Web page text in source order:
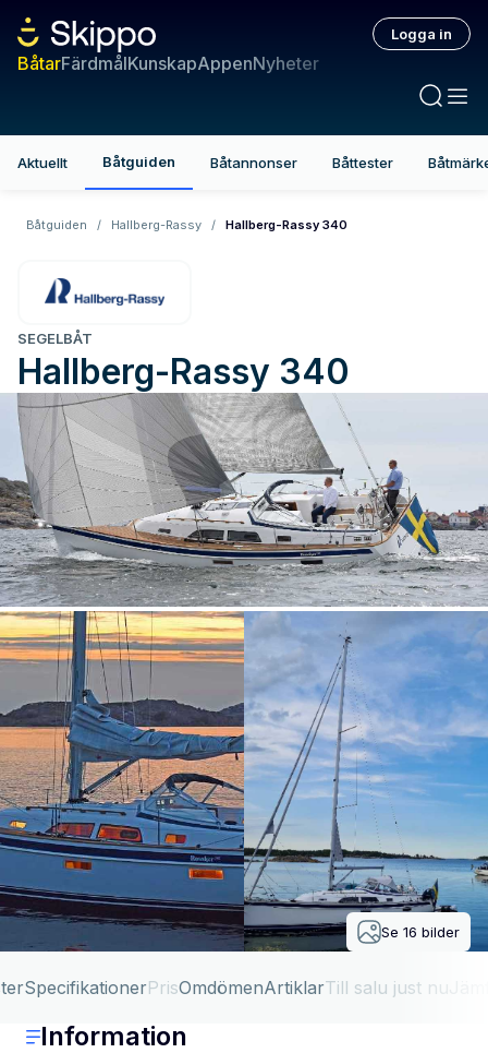
BåtarFärdmålKunskapAppenNyheter
Logga in
Aktuellt Båtguiden Båtannonser Båttester
Båtguiden / Hallberg-Rassy / Hallberg-Rassy 340
SEGELBÅT
Hallberg-Rassy 340
Se 16 bilder
SpecifikationerPrisOmdömenArtiklarTill salu just nu
Information